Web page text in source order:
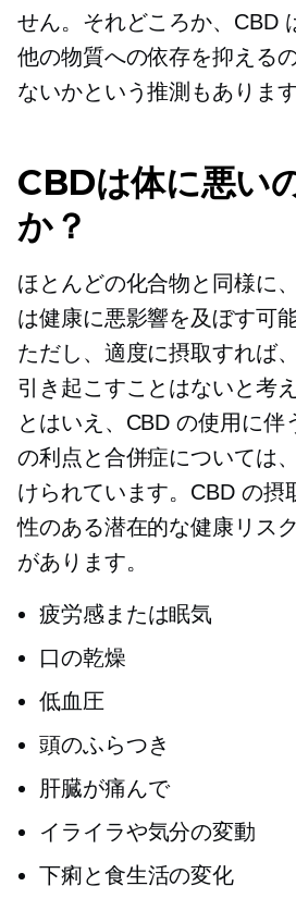
せん。それどころか、CBD
他の物質への依存を抑える
ないかという推測もあります
CBDは体に悪い
か？
ほとんどの化合物と同様に、
は健康に悪影響を及ぼす可
ただし、適度に摂取すれば
引き起こすことはないと考
とはいえ、CBD の使用に伴
の利点と合併症については
けられています。CBD の摂
性のある潜在的な健康リス
があります。
疲労感または眠気
口の乾燥
低血圧
頭のふらつき
肝臓が痛んで
イライラや気分の変動
下痢と食生活の変化